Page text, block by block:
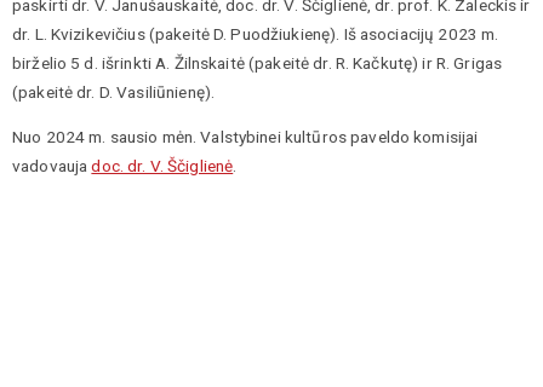
paskirti dr. V. Janušauskaitė, doc. dr. V. Ščiglienė, dr. prof. K. Zaleckis ir
dr. L. Kvizikevičius (pakeitė D. Puodžiukienę). Iš asociacijų 2023 m.
birželio 5 d. išrinkti A. Žilnskaitė (pakeitė dr. R. Kačkutę) ir R. Grigas
(pakeitė dr. D. Vasiliūnienę).
Nuo 2024 m. sausio mėn. Valstybinei kultūros paveldo komisijai
vadovaujadoc. dr. V. Ščiglienė